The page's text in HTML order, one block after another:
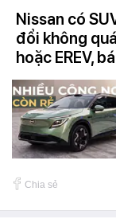
Nissan có
đổi không
hoặc EREV,
Chia sẻ